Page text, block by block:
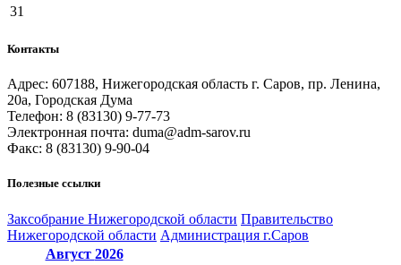
31
Контакты
Адрес: 607188, Нижегородская область г. Саров, пр. Ленина,
20а, Городская Дума
Телефон: 8 (83130) 9-77-73
Электронная почта: duma@adm-sarov.ru
Факс: 8 (83130) 9-90-04
Полезные ссылки
Закcобрание Нижегородской области Правительство
Нижегородской области Администрация г.Саров
Август 2026